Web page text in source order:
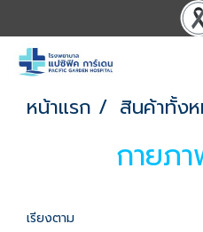
หน้าแรก สินค้าทั้ง
กายภ
เรียงตาม